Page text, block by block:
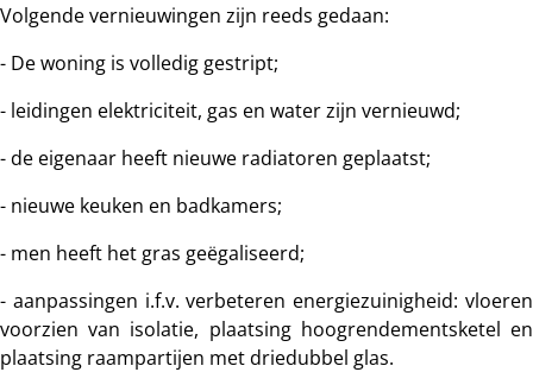
Volgende vernieuwingen zijn reeds gedaan:
- De woning is volledig gestript;
- leidingen elektriciteit, gas en water zijn vernieuwd;
- de eigenaar heeft nieuwe radiatoren geplaatst;
- nieuwe keuken en badkamers;
- men heeft het gras geëgaliseerd;
- aanpassingen i.f.v. verbeteren energiezuinigheid: vloeren
voorzien van isolatie, plaatsing hoogrendementsketel en
plaatsing raampartijen met driedubbel glas.